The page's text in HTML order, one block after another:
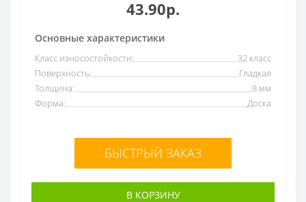
43.90р.
Основные характеристики
Класс износостойкости:
32 класс
Поверхность:
Гладкая
Толщина:
8 мм
Форма:
Доска
БЫСТРЫЙ ЗАКАЗ
В КОРЗИНУ